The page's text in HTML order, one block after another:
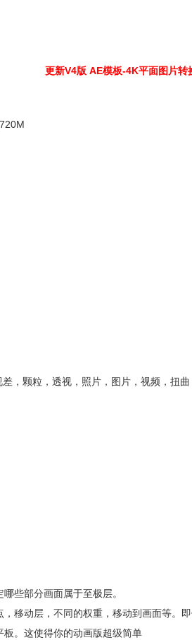
更新V4版 AE模板-4K平面图片转
，颗粒，透视，照片，图片，视频，扭
些部分画面属于至极层。
移动层，不同的权重，移动到画面等。
。这使得你的动画版超级简单